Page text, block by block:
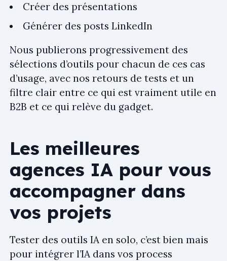
Créer des présentations
Générer des posts LinkedIn
Nous publierons progressivement des
sélections d’outils pour chacun de ces cas
d’usage, avec nos retours de tests et un
filtre clair entre ce qui est vraiment utile en
B2B et ce qui relève du gadget.
Les meilleures
agences IA pour vous
accompagner dans
vos projets
Tester des outils IA en solo, c’est bien mais
pour intégrer l’IA dans vos process